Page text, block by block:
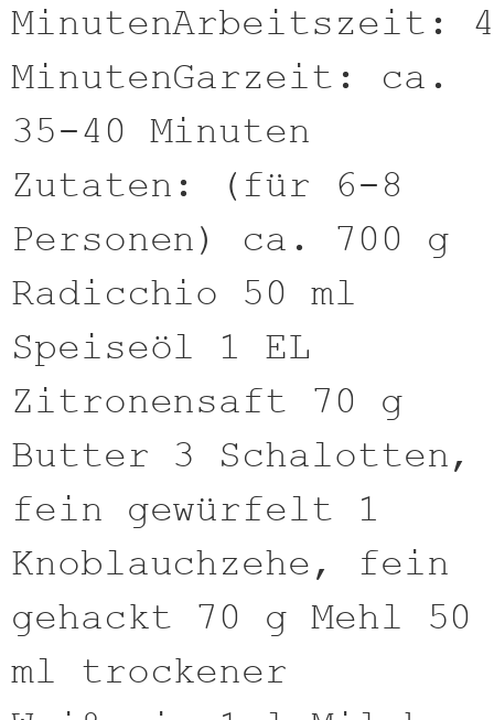
MinutenArbeitszeit:
MinutenGarzeit: ca.
35-40 Minuten
Zutaten: (für 6-8
Personen) ca. 700 g
Radicchio 50 ml
Speiseöl 1 EL
Zitronensaft 70 g
Butter 3 Schalotten,
fein gewürfelt 1
Knoblauchzehe, fein
gehackt 70 g Mehl 50
ml trockener